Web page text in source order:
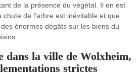
de la présence du végétal. Il en est
de l’arbre est inévitable et que
énormes dégâts sur les biens du
dans la ville de Wolxheim,
strictes